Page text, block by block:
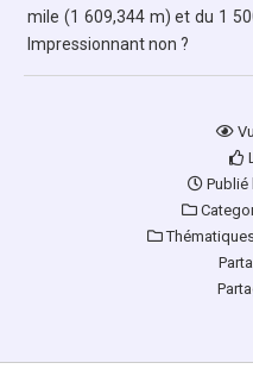
mile (1 609,344 m) et du 1
Impressionnant non ?
Publié